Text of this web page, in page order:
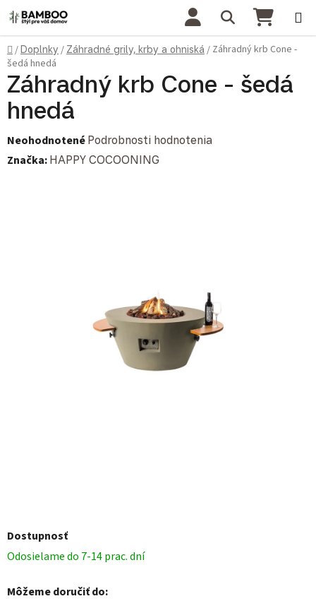
Prejsť na obsah Hľadať
Domov
/Doplnky / Záhradné grily, krby a ohniská / Záhradný krb Cone -
šedá hnedá
Dostupnosť
Odosielame do 7-14 prac. dní
Môžeme doručiť do:
Záhradný krb Cone - šedá
hnedá
Priemerné hodnotenie produktu je 0,0 z 5 hviezdičiek.
Neohodnotené Podrobnosti hodnotenia
Značka: HAPPY COCOONING